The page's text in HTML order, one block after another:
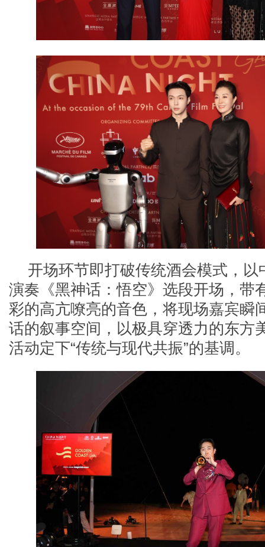
开场环节即打破传统酒会模式，以
演奏《黑神话：悟空》选段开场，带
彩的高亢嘹亮的音色，将现场嘉宾瞬
话的叙事空间，以极具穿透力的东方
活动定下“传统与现代共振”的基调。